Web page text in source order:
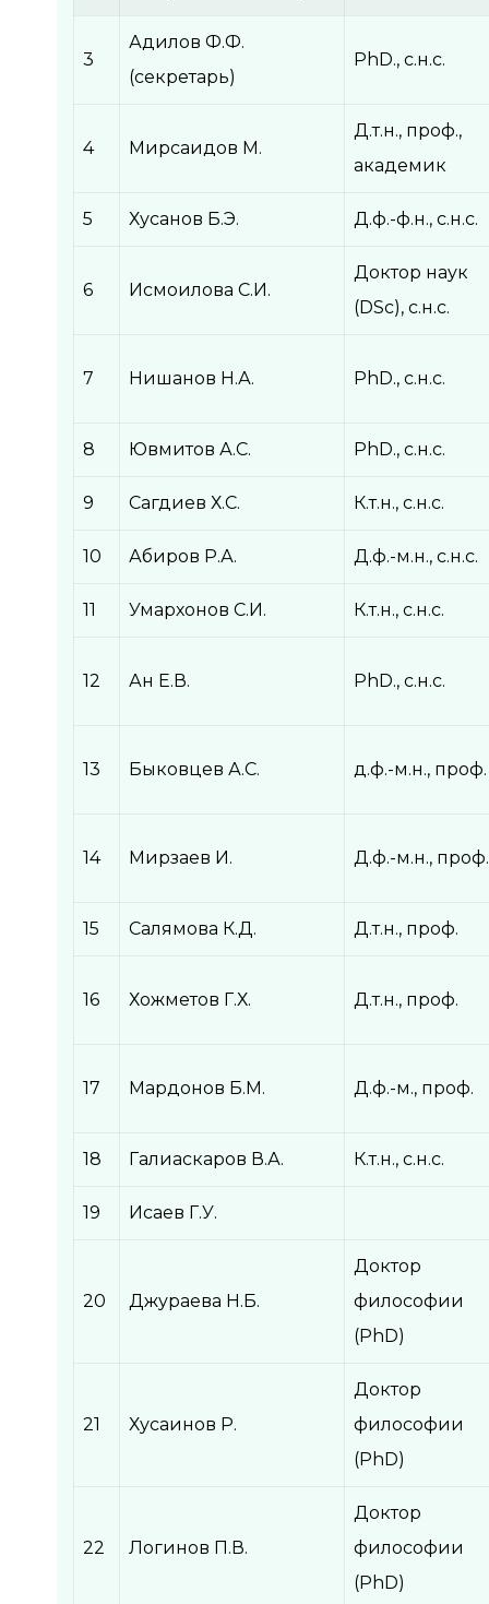
3
Адилов Ф.Ф.
(секретарь)
PhD., с.н.с.
4 Мирсаидов М.
Д.т.н., проф.,
академик
5 Хусанов Б.Э. Д.ф.-ф.н., с.н.с.
6 Исмоилова С.И.
Доктор наук
(DSc), с.н.с.
7 Нишанов Н.А. PhD., с.н.с.
8 Ювмитов А.С. PhD., с.н.с.
9 Сагдиев Х.С. К.т.н., с.н.с.
10 Абиров Р.А. Д.ф.-м.н., с.н.с.
11 Умархонов С.И. К.т.н., с.н.с.
12 Ан Е.В. PhD., с.н.с.
13 Быковцев А.С. д.ф.-м.н., проф.
14 Мирзаев И. Д.ф.-м.н., проф.
15 Салямова К.Д. Д.т.н., проф.
16 Хожметов Г.Х. Д.т.н., проф.
17 Мардонов Б.М. Д.ф.-м., проф.
18 Галиаскаров В.А. К.т.н., с.н.с.
19 Исаев Г.У.
20 Джураева Н.Б.
Доктор
философии
(PhD)
21 Хусаинов Р.
Доктор
философии
(PhD)
22 Логинов П.В.
Доктор
философии
(PhD)